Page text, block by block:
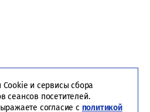
и сервисы сбора
сеансов посетителей.
согласие с политикой